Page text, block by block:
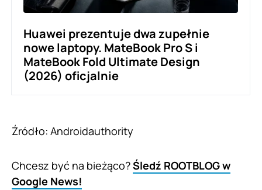
Huawei prezentuje dwa zupełnie
nowe laptopy. MateBook Pro S i
MateBook Fold Ultimate Design
(2026) oficjalnie
Źródło: Androidauthority
Chcesz być na bieżąco?Śledź ROOTBLOG w
Google News!